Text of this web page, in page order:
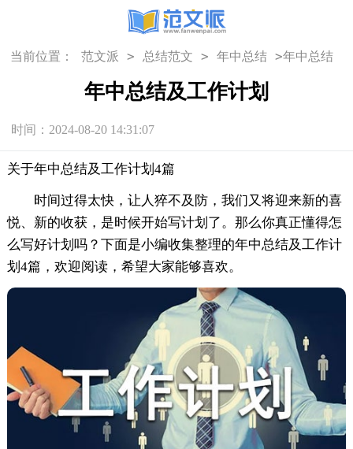
当前位置： 范文派 > 总结范文 > 年中总结 >年中总结
年中总结及工作计划
时间：2024-08-20 14:31:07
关于年中总结及工作计划4篇
时间过得太快，让人猝不及防，我们又将迎来新的喜
悦、新的收获，是时候开始写计划了。那么你真正懂得怎
么写好计划吗？下面是小编收集整理的年中总结及工作计
划4篇，欢迎阅读，希望大家能够喜欢。